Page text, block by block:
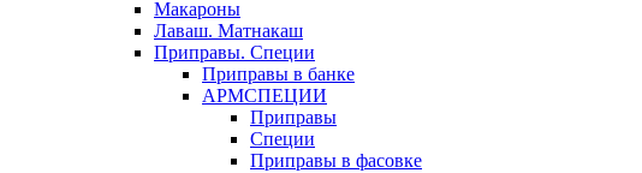
Макароны
Лаваш. Матнакаш
Приправы. Специи
Приправы в банке
АРМСПЕЦИИ
Приправы
Специи
Приправы в фасовке